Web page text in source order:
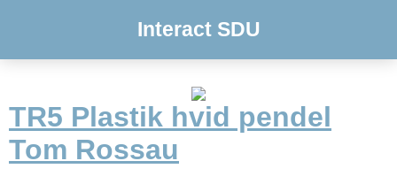
Interact SDU
TR5 Plastik hvid pendel
Tom Rossau